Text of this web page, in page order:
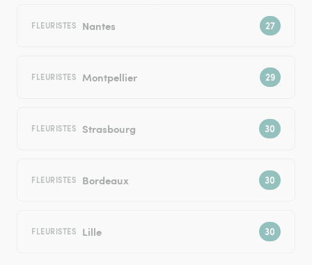
FLEURISTES Nantes
FLEURISTES Montpellier
FLEURISTES Strasbourg
FLEURISTES Bordeaux
FLEURISTES Lille